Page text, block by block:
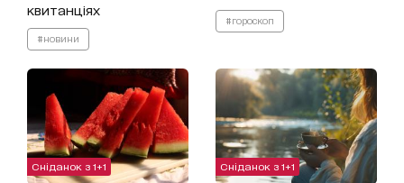
квитанціях
#новини
#гороскоп
Сніданок з 1+1 Сніданок з 1+1